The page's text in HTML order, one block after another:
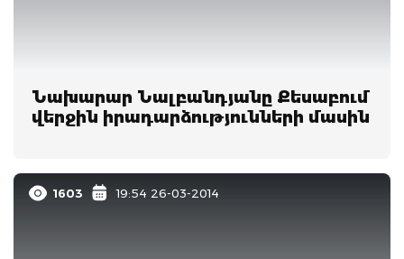
Նախարար Նալբանդյանը Քեսաբում
վերջին իրադարձությունների մասին
1603 19:54 26-03-2014